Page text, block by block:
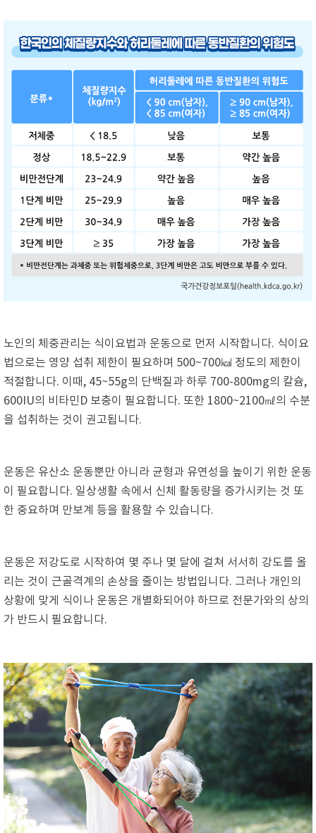
노인의 체중관리는 식이요법과 운동으로 먼저 시작합니다. 식이요
법으로는 영양 섭취 제한이 필요하며 500~700㎉ 정도의 제한이
적절합니다. 이때, 45~55g의 단백질과 하루 700-800mg의 칼슘,
600IU의 비타민D 보충이 필요합니다. 또한 1800~2100㎖의 수분
을 섭취하는 것이 권고됩니다.
운동은 유산소 운동뿐만 아니라 균형과 유연성을 높이기 위한 운동
이 필요합니다. 일상생활 속에서 신체 활동량을 증가시키는 것 또
한 중요하며 만보계 등을 활용할 수 있습니다.
운동은 저강도로 시작하여 몇 주나 몇 달에 걸쳐 서서히 강도를 올
리는 것이 근골격계의 손상을 줄이는 방법입니다. 그러나 개인의
상황에 맞게 식이나 운동은 개별화되어야 하므로 전문가와의 상의
가 반드시 필요합니다.